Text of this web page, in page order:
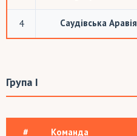
4 Саудівська Аравія
Група I
# Команда